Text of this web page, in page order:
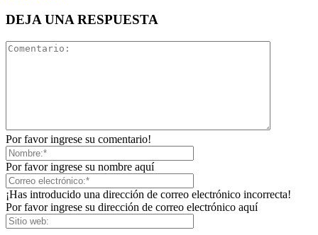
DEJA UNA RESPUESTA
Por favor ingrese su comentario!
Por favor ingrese su nombre aquí
¡Has introducido una dirección de correo electrónico incorrecta!
Por favor ingrese su dirección de correo electrónico aquí